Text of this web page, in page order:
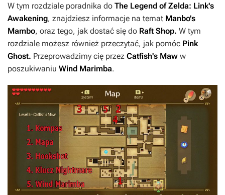
W tym rozdziale poradnika do The Legend of Zelda: Link's
Awakening, znajdziesz informacje na temat Manbo's
Mambo, oraz tego, jak dostać się do Raft Shop. W tym
rozdziale możesz również przeczytać, jak pomóc Pink
Ghost. Przeprowadzimy cię przez Catfish's Maw w
poszukiwaniu Wind Marimba.